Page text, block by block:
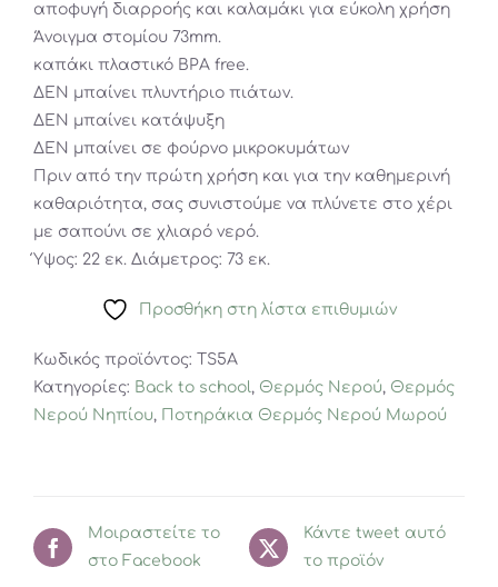
αποφυγή διαρροής και καλαμάκι για εύκολη χρήση
Άνοιγμα στομίου 73mm.
καπάκι πλαστικό BPA free.
ΔΕΝ μπαίνει πλυντήριο πιάτων.
ΔΕΝ μπαίνει κατάψυξη
ΔΕΝ μπαίνει σε φούρνο μικροκυμάτων
Πριν από την πρώτη χρήση και για την καθημερινή
καθαριότητα, σας συνιστούμε να πλύνετε στο χέρι
με σαπούνι σε χλιαρό νερό.
Ύψος: 22 εκ. Διάμετρος: 73 εκ.
Προσθήκη στη λίστα επιθυμιών
Κωδικός προϊόντος:
TS5A
Κατηγορίες: Back to school, Θερμός Νερού, Θερμός
Νερού Νηπίου, Ποτηράκια Θερμός Νερού Μωρού
Μοιραστείτε το
στο Facebook
Κάντε tweet αυτό
το προϊόν